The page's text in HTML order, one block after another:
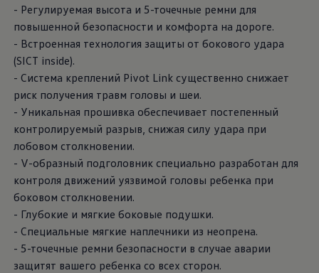
- Регулируемая высота и 5-точечные ремни для
повышенной безопасности и комфорта на дороге.
- Встроенная технология защиты от бокового удара
(SICT inside).
- Система креплений Pivot Link существенно снижает
риск получения травм головы и шеи.
- Уникальная прошивка обеспечивает постепенный
контролируемый разрыв, снижая силу удара при
лобовом столкновении.
- V-образный подголовник специально разработан для
контроля движений уязвимой головы ребенка при
боковом столкновении.
- Глубокие и мягкие боковые подушки.
- Специальные мягкие наплечники из неопрена.
- 5-точечные ремни безопасности в случае аварии
защитят вашего ребенка со всех сторон.